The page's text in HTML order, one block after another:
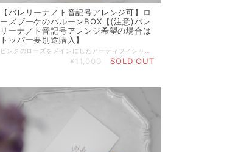
【バレリーナ／ト音記号アレンジ可】ロ
ーズブーケのバルーンBOX【(注意)バレ
リーナ／ト音記号アレンジ希望の場合は
トッパー要別途購入】
¥11,000 SOLD OUT